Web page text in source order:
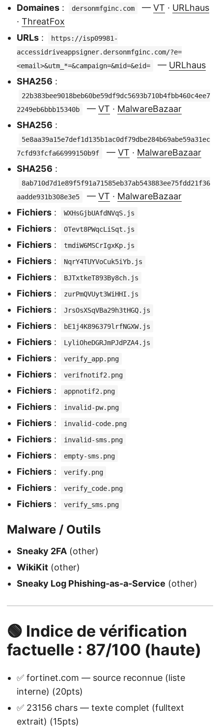
Domaines : dersonmfginc.com — VT · URLhaus
· ThreatFox
URLs :
https://isp09981-
accessidriveappsigner.dersonmfginc.com/?e=
<email>&utm_*=&campaign=&mid=&eid=
— URLhaus
SHA256 :
22b383bee9018beb60be59df9dc5693b710b4fbb460c4ee7
2249eb6bbb15340b
— VT · MalwareBazaar
SHA256 :
5e8aa39a15e7def1d135b1ac0df79dbe284b69abe59a31ec
7cfd93fcfa66999150b9f
— VT · MalwareBazaar
SHA256 :
8ab710d7d1e89f5f91a71585eb37ab543883ee75fdd21f36
aadde931b308e3e5
— VT · MalwareBazaar
Fichiers : WXHsGjbUAfdNVqS.js
Fichiers : OTevt8PWqcLiSqt.js
Fichiers : tmdiW6MSCrIgxKp.js
Fichiers : NqrY4TUYVoCuk5iYb.js
Fichiers : BJTxtkeT893By8ch.js
Fichiers : zurPmQVUyt3WiHHI.js
Fichiers : JrsOsXSqVBa29h3tHGQ.js
Fichiers : bE1j4K896379lrfNGXW.js
Fichiers : LyliOheDGRJmPJdPZA4.js
Fichiers : verify_app.png
Fichiers : verifnotif2.png
Fichiers : appnotif2.png
Fichiers : invalid-pw.png
Fichiers : invalid-code.png
Fichiers : invalid-sms.png
Fichiers : empty-sms.png
Fichiers : verify.png
Fichiers : verify_code.png
Fichiers : verify_sms.png
Malware / Outils
Sneaky 2FA (other)
WikiKit (other)
Sneaky Log Phishing-as-a-Service (other)
🟢 Indice de vérification
factuelle : 87/100 (haute)
✅ fortinet.com — source reconnue (liste
interne) (20pts)
✅ 23156 chars — texte complet (fulltext
extrait) (15pts)